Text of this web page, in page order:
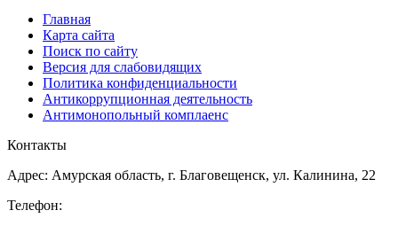
Главная
Карта сайта
Поиск по сайту
Версия для слабовидящих
Политика конфиденциальности
Антикоррупционная деятельность
Антимонопольный комплаенс
Контакты
Адрес: Амурская область, г. Благовещенск, ул. Калинина, 22
Телефон: